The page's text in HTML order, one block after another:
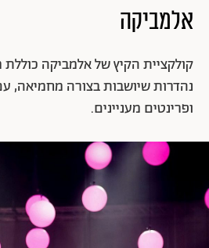
אלמביקה
קולקציית הקיץ של אלמביקה כוללת
נהדרות שיושבות בצורה מחמיאה,
ופרינטים מעניינים.